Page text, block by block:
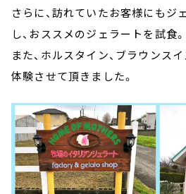
さらに、訪れていたお客様にもジ
し、おススメのジェラートを試食。
また、ホルスタイン、ブラウンス
体験させて頂きました。